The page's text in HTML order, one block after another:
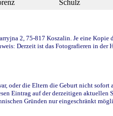
Schulz
2, 75-817 Koszalin. Je eine Kopie
Derzeit ist das Fotografieren in der
oder die Eltern die Geburt nicht sofort
Eintrag auf der derzeitigen aktuellen
Gründen nur eingeschränkt